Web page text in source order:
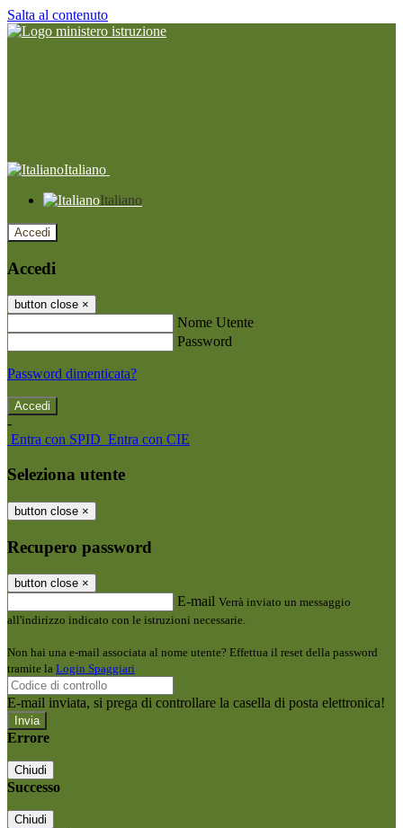
Salta al contenuto
Italiano
Italiano
Accedi
Accedi
button close ×
Nome Utente
Password
Password dimenticata?
-
Entra con SPID Entra con CIE
Seleziona utente
button close ×
Recupero password
button close ×
E-mail Verrà inviato un messaggio
all'indirizzo indicato con le istruzioni necessarie.
Non hai una e-mail associata al nome utente? Effettua il reset della password
tramite la Login Spaggiari
E-mail inviata, si prega di controllare la casella di posta elettronica!
Errore
Chiudi
Successo
Chiudi